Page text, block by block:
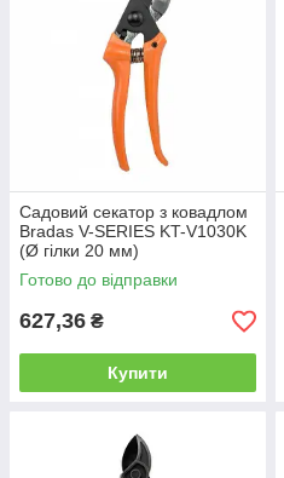
Садовий секатор з ковадлом
Bradas V-SERIES KT-V1030K
(Ø гілки 20 мм)
Готово до відправки
627,36 ₴
Купити